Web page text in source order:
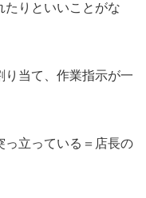
たりといいことがな
り当て、作業指示が一
っ立っている＝店長の